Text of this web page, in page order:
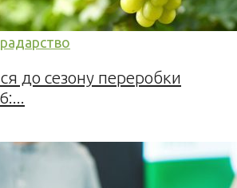
до сезону переробки